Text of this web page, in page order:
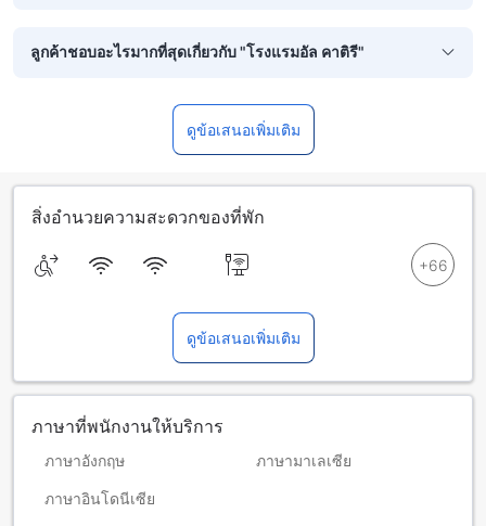
ลูกค้าชอบอะไรมากที่สุดเกี่ยวกับ "โรงแรมอัล คาติรี"
ดูข้อเสนอเพิ่มเติม
สิ่งอำนวยความสะดวกของที่พัก
ดูข้อเสนอเพิ่มเติม
ภาษาที่พนักงานให้บริการ
ภาษาอังกฤษ ภาษามาเลเซีย
ภาษาอินโดนีเซีย